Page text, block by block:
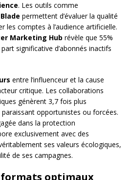
. Les outils comme
permettent d’évaluer la qualité
les comptes à l’audience artificielle.
Marketing Hub révèle que 55%
significative d’abonnés inactifs
entre l’influenceur et la cause
critique. Les collaborations
génèrent 3,7 fois plus
paraissant opportunistes ou forcées.
dans la protection
exclusivement avec des
ses valeurs écologiques,
de ses campagnes.
optimaux